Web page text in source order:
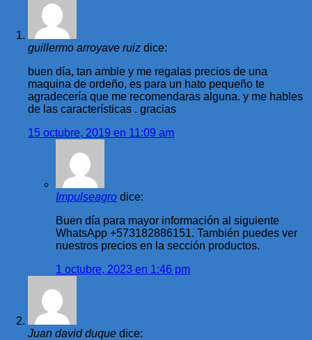
guillermo arroyave ruiz dice:
buen día, tan amble y me regalas precios de una
maquina de ordeño, es para un hato pequeño te
agradecería que me recomendaras alguna. y me hables
de las características . gracias
15 octubre, 2019 en 11:09 am
Impulseagro dice:
Buen día para mayor información al siguiente
WhatsApp +573182886151. También puedes ver
nuestros precios en la sección productos.
1 octubre, 2023 en 1:46 pm
Juan david duque dice: